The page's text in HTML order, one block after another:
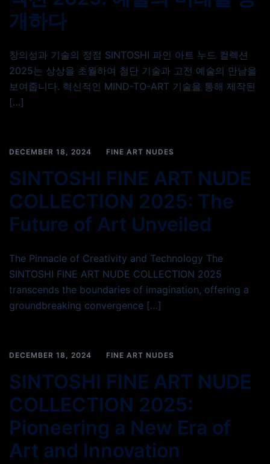
개하다
창의성과 기술의 정점 SINTOSHI 파인 아트 누드 컬렉션
2025는 상상을 초월하여 첨단 기술과 고전 예술의 만남을
보여줍니다. 혁신적인 MIND-TO-ART 기술을 통해 제작된
[…]
DECEMBER 18, 2024 FINE ART NUDES
SINTOSHI FINE ART NUDE
COLLECTION 2025: The
Future of Art Unveiled
The Pinnacle of Creativity and Technology The
SINTOSHI FINE ART NUDE COLLECTION 2025
transcends the boundaries of imagination, offering a
groundbreaking convergence […]
DECEMBER 18, 2024 FINE ART NUDES
SINTOSHI FINE ART NUDE
COLLECTION 2025:
Pioneering a New Era of
Art and Innovation